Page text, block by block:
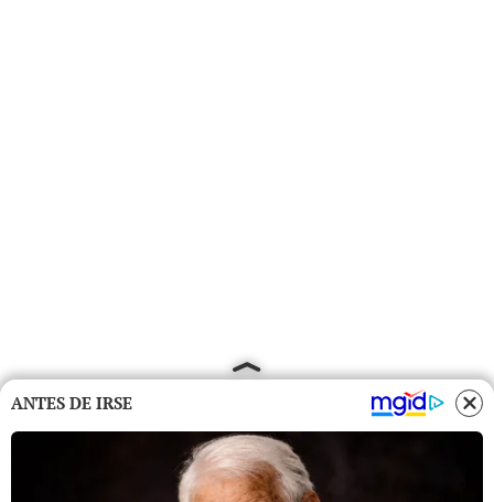
ANTES DE IRSE